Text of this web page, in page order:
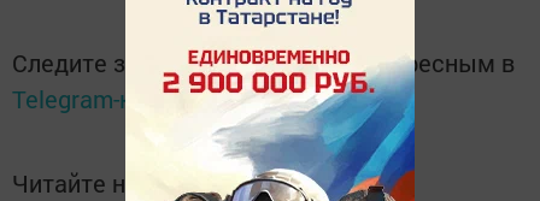
Следите за самым важным и интересным в
Telegram-каналеТатмедиа
Читайте новости Татарстана в